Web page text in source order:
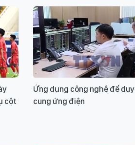
cột
Ứng dụng công nghệ để
cung ứng điện